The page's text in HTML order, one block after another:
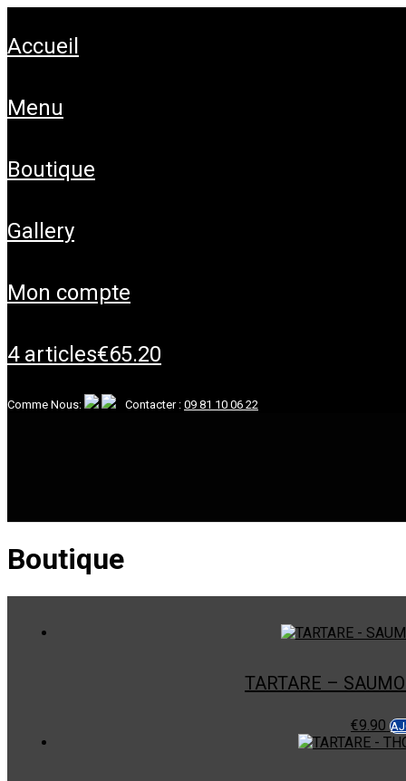
accueil
menu
boutique
gallery
mon compte
4 articles€65.20
Comme Nous: Contacter : 09 81 10 06 22
Boutique
TARTARE –
€9.90